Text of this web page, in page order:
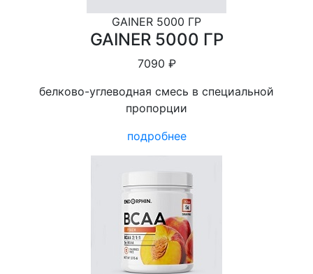
GAINER 5000 ГР
GAINER 5000 ГР
7090 ₽
белково-углеводная смесь в специальной
пропорции
подробнее